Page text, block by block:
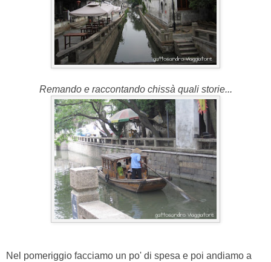
Remando e raccontando chissà quali storie...
Nel pomeriggio facciamo un po' di spesa e poi andiamo a